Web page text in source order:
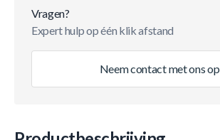
Vragen?
Expert hulp op één klik afstand
Neem contact met ons op